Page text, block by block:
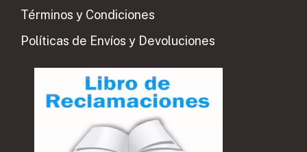
Términos y Condiciones
Políticas de Envíos y Devoluciones